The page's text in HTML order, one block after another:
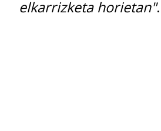
elkarrizketa horietan".